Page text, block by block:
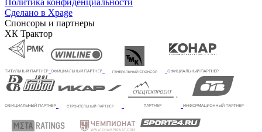
Политика конфиденциальности
Сделано в Xpage
Спонсоры и партнеры
ХК Трактор